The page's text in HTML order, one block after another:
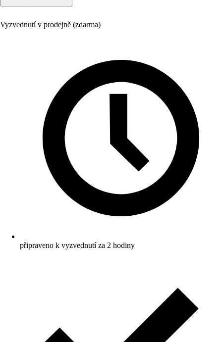
Vyzvednutí v prodejně (zdarma)
připraveno k vyzvednutí za 2 hodiny